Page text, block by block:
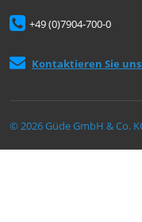
+49 (0)7904-700-0
Kontaktieren Sie
© 2026 Güde GmbH & Co.